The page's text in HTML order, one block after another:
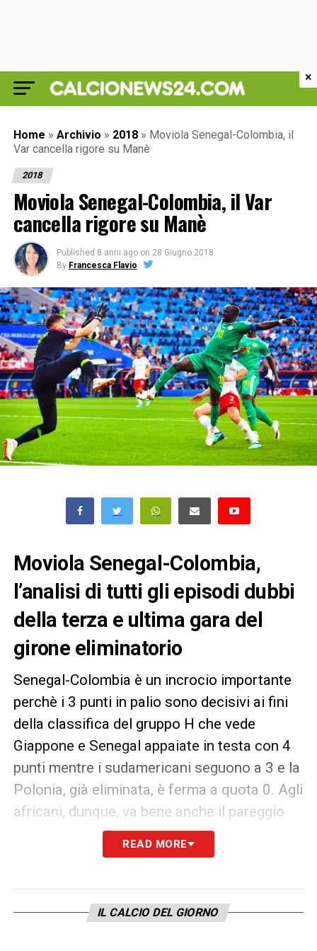
Home » Archivio » 2018 » Moviola Senegal-Colombia, il
Var cancella rigore su Manè
2018
Moviola Senegal-Colombia, il Var
cancella rigore su Manè
Published 8 anni ago on 28 Giugno 2018
By Francesca Flavio
Moviola Senegal-Colombia,
l’analisi di tutti gli episodi dubbi
della terza e ultima gara del
girone eliminatorio
Senegal-Colombia è un incrocio importante
perchè i 3 punti in palio sono decisivi ai fini
della classifica del gruppo H che vede
Giappone e Senegal appaiate in testa con 4
punti mentre i sudamericani seguono a 3 e la
Polonia, già eliminata, è ferma a quota 0. Agli
africani, dunque, va bene anche il pareggio
mentre la Colombia è obbligata a vincere per
passare al prossimo turno delMondiale
assume un’importanza non da poco ed è
subito protagonista nella prima parte del
READ MORE
IL CALCIO DEL GIORNO
×